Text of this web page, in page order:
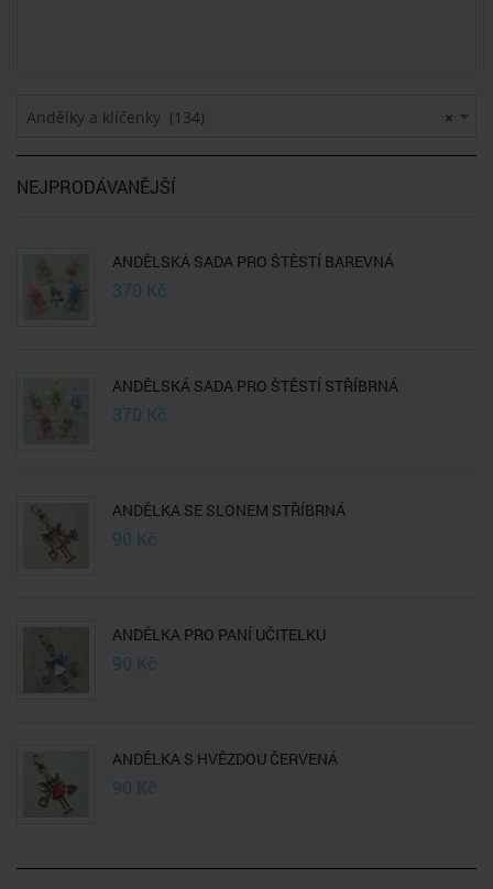
×
Andělky a klíčenky (134)
NEJPRODÁVANĚJŠÍ
ANDĚLSKÁ SADA PRO ŠTĚSTÍ BAREVNÁ
370 Kč
ANDĚLSKÁ SADA PRO ŠTĚSTÍ STŘÍBRNÁ
370 Kč
ANDĚLKA SE SLONEM STŘÍBRNÁ
90 Kč
ANDĚLKA PRO PANÍ UČITELKU
90 Kč
ANDĚLKA S HVĚZDOU ČERVENÁ
90 Kč